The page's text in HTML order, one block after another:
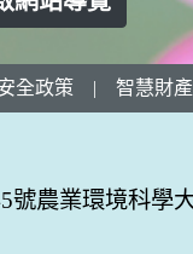
全政策 | 智慧財
號農業環境科學